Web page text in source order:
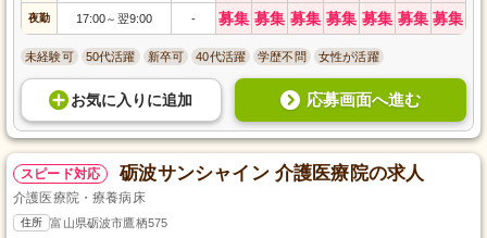
夜勤 17:00～ 翌9:00 - 募集 募集 募集 募集 募集 募集 募集
未経験可 50代活躍 新卒可 40代活躍 学歴不問 女性が活躍
お気に入り に追加 応募画面へ進む
スピード対応 砺波サンシャイン 介護医療院の求人
介護医療院・療養病床
住所 富山県砺波市鷹栖575